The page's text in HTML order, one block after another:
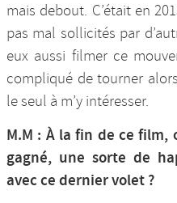
mais debout. C’était en
pas mal sollicités par
eux aussi filmer ce
compliqué de tourner
le seul à m’y intéresser.
M.M : À la fin de ce film,
gagné, une sorte de
avec ce dernier volet ?